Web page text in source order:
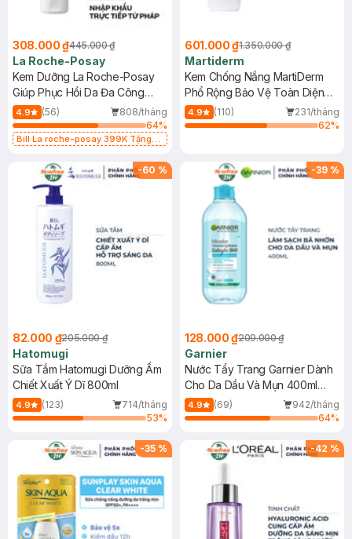
308.000 ₫445.000 ₫
La Roche-Posay
Kem Dưỡng La Roche-Posay
Giúp Phục Hồi Da Đa Công
Dụng 40ml
4.9 (56)
808/tháng
64%
Bill La roche-posay 399K Tặng
(SL có hạn)
601.000 ₫1.350.000 ₫
Martiderm
Kem Chống Nắng MartiDerm
Phổ Rộng Bảo Vệ Toàn Diện
40ml
4.9 (110)
231/tháng
62%
-60 %
82.000 ₫205.000 ₫
Hatomugi
Sữa Tắm Hatomugi Dưỡng Ẩm
Chiết Xuất Ý Dĩ 800ml
4.9 (123)
714/tháng
53%
-39 %
128.000 ₫209.000 ₫
Garnier
Nước Tẩy Trang Garnier Dành
Cho Da Dầu Và Mụn 400ml
(Mới)
4.9 (69)
942/tháng
64%
-35 % -42 %